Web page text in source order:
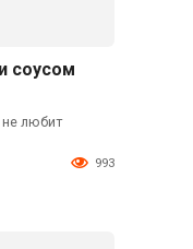
соусом
не любит
993